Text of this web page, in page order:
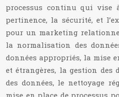
processus continu qui
pertinence, la sécurité, et
pour un marketing
la normalisation des
données appropriés, la mise
et étrangères, la gestion des
des données, le nettoyage
mise en place de processus